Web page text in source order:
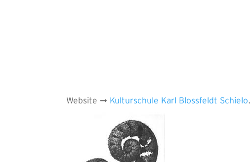
Website ➞ Kulturschule Karl Blossfeldt Schielo